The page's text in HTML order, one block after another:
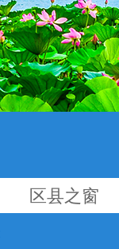
区县之窗